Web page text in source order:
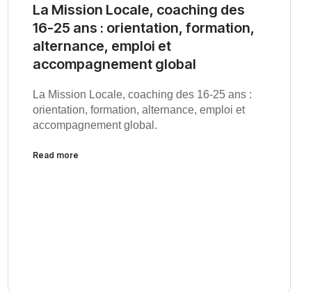
La Mission Locale, coaching des
16-25 ans : orientation, formation,
alternance, emploi et
accompagnement global
La Mission Locale, coaching des 16-25 ans :
orientation, formation, alternance, emploi et
accompagnement global.
Read more